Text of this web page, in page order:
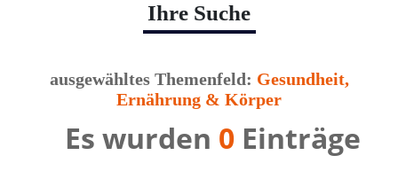
Ihre Suche
ausgewähltes Themenfeld: Gesundheit,
Ernährung & Körper
Es wurden 0Einträge